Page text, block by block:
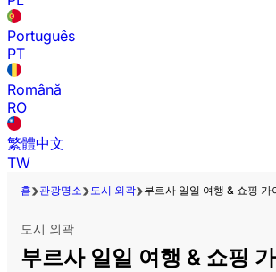
Português
PT
Română
RO
繁體中文
TW
홈 관광명소 도시 외곽 부르사 일일 여행 & 쇼핑 가
도시 외곽
부르사 일일 여행 & 쇼핑